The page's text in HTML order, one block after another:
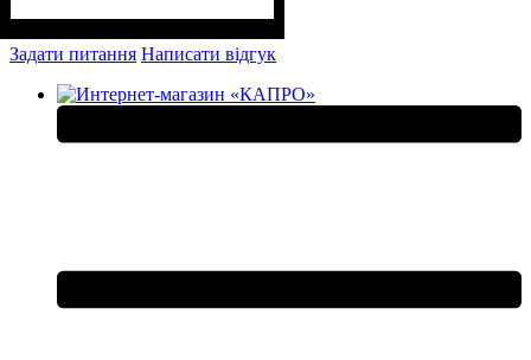
Задати питання Написати відгук